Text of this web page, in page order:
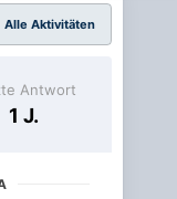
Alle Aktivitäten
Antwort
1 J.